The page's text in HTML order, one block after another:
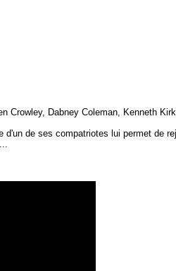
Crowley, Dabney Coleman, Kenneth
de ses compatriotes lui permet de